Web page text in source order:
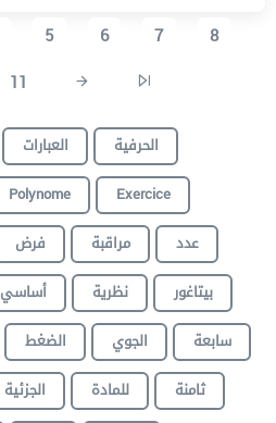
5 6 7
8
11
العبارات
الحرفية
Polynome
Exercice
فرض مراقبة
عدد
أساسي نظرية
بيتاغور
الضغط الجوي
سابعة
الجزئية للمادة
ثامنة